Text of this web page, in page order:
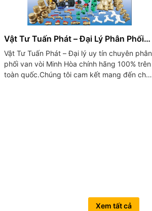
Vật Tư Tuấn Phát – Đại Lý Phân Phối
Van Vòi Minh Hòa Chính Hãng
Vật Tư Tuấn Phát – Đại lý uy tín chuyên phân
phối van vòi Minh Hòa chính hãng 100% trên
toàn quốc.Chúng tôi cam kết mang đến cho
Xem tất cả